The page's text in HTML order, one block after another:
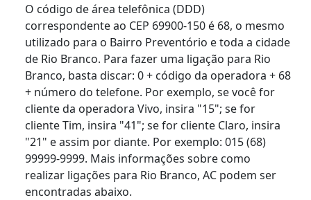
O código de área telefônica (DDD)
correspondente ao CEP 69900-150 é 68, o mesmo
utilizado para o Bairro Preventório e toda a cidade
de Rio Branco. Para fazer uma ligação para Rio
Branco, basta discar: 0 + código da operadora + 68
+ número do telefone. Por exemplo, se você for
cliente da operadora Vivo, insira "15"; se for
cliente Tim, insira "41"; se for cliente Claro, insira
"21" e assim por diante. Por exemplo: 015 (68)
99999-9999. Mais informações sobre como
realizar ligações para Rio Branco, AC podem ser
encontradas abaixo.